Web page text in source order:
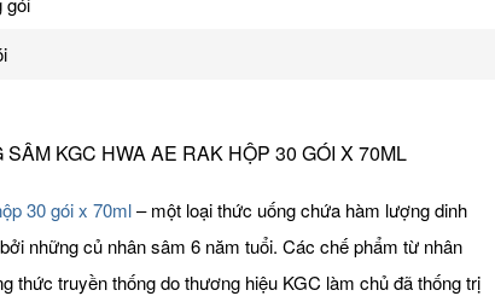
KGC HWA AE RAK HỘP 30 GÓI X 70ML
30 gói x 70ml– một loại thức uống chứa hàm lượng dinh
những củ nhân sâm 6 năm tuổi. Các chế phẩm từ nhân
thức truyền thống do thương hiệu KGC làm chủ đã thống trị